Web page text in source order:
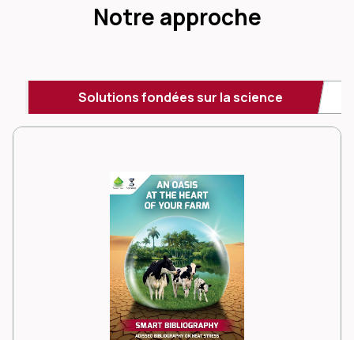
Notre approche
Solutions fondées sur la science